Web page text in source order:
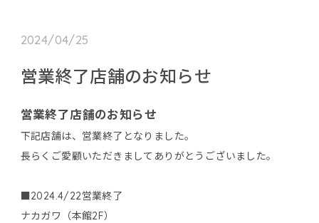
2024/04/25
営業終了店舗のお知らせ
営業終了店舗のお知らせ
下記店舗は、営業終了となりました。
長らくご愛顧いただきましてありがとうございました。
■2024.4/22営業終了
ナカガワ（本館2F）